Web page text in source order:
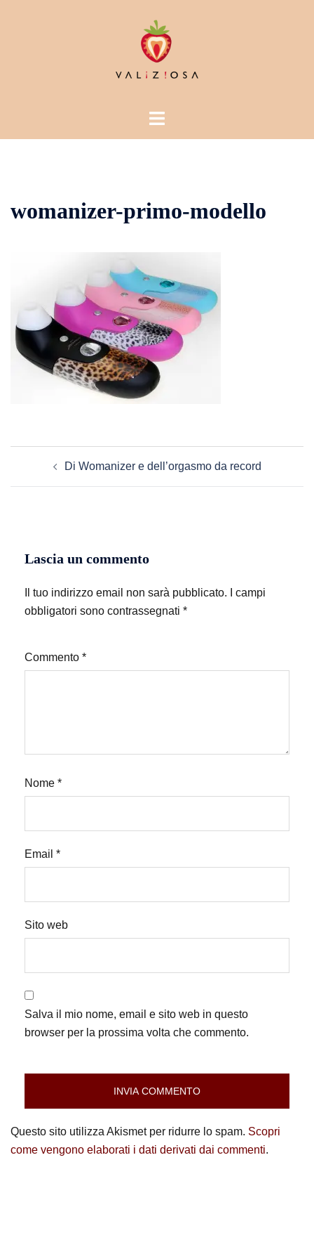
Mostra/Nascondi
womanizer-primo-modello
articoloDi Womanizer e dell’orgasmo da record
Lascia un commento
Il tuo indirizzo email non sarà pubblicato.
I campi
obbligatori sono contrassegnati *
Commento *
Nome *
Email *
Sito web
Salva il mio nome, email e sito web in questo
browser per la prossima volta che commento.
Questo sito utilizza Akismet per ridurre lo spam. Scopri
come vengono elaborati i dati derivati dai commenti.